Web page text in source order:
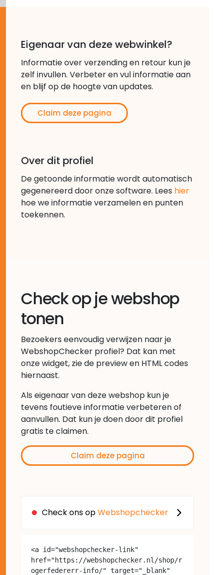
Eigenaar van deze webwinkel?
Informatie over verzending en retour kun je
zelf invullen. Verbeter en vul informatie aan
en blijf op de hoogte van updates.
Claim deze pagina
Over dit profiel
De getoonde informatie wordt automatisch
gegenereerd door onze software. Lees hier
hoe we informatie verzamelen en punten
toekennen.
Check op je webshop
tonen
Bezoekers eenvoudig verwijzen naar je
WebshopChecker profiel? Dat kan met
onze widget, zie de preview en HTML codes
hiernaast.
Als eigenaar van deze webshop kun je
tevens foutieve informatie verbeteren of
aanvullen. Dat kun je doen door dit profiel
gratis te claimen.
Claim deze pagina
Check ons opWebshopchecker
<a id="webshopchecker-link"
href="https://webshopchecker.nl/shop/r
ogerfedererr-info/" target="_blank"